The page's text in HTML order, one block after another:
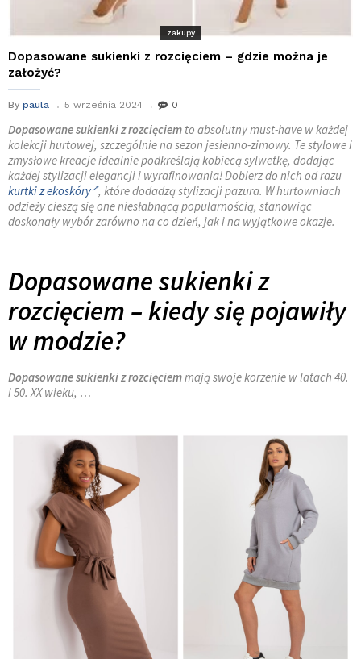
zakupy
Dopasowane sukienki z rozcięciem – gdzie można je
założyć?
By paula 5 września 2024 0
Dopasowane sukienki z rozcięciem to absolutny must-have w każdej
kolekcji hurtowej, szczególnie na sezon jesienno-zimowy. Te stylowe i
zmysłowe kreacje idealnie podkreślają kobiecą sylwetkę, dodając
każdej stylizacji elegancji i wyrafinowania! Dobierz do nich od razu
kurtki z ekoskóry , które dodadzą stylizacji pazura. W hurtowniach
odzieży cieszą się one niesłabnącą popularnością, stanowiąc
doskonały wybór zarówno na co dzień, jak i na wyjątkowe okazje.
Dopasowane sukienki z
rozcięciem – kiedy się pojawiły
w modzie?
Dopasowane sukienki z rozcięciemmają swoje korzenie w latach 40.
i 50. XX wieku, …